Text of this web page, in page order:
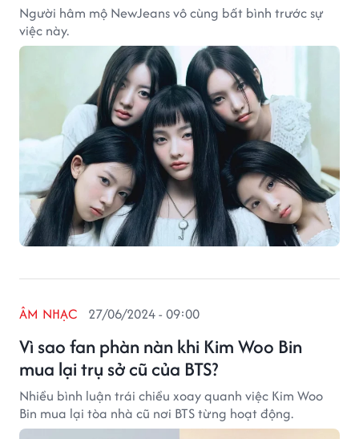
Người hâm mộ NewJeans vô cùng bất bình trước sự
việc này.
Vì sao fan phàn nàn khi Kim Woo Bin
mua lại trụ sở cũ của BTS?
ÂM NHẠC 27/06/2024 - 09:00
Nhiều bình luận trái chiều xoay quanh việc Kim Woo
Bin mua lại tòa nhà cũ nơi BTS từng hoạt động.